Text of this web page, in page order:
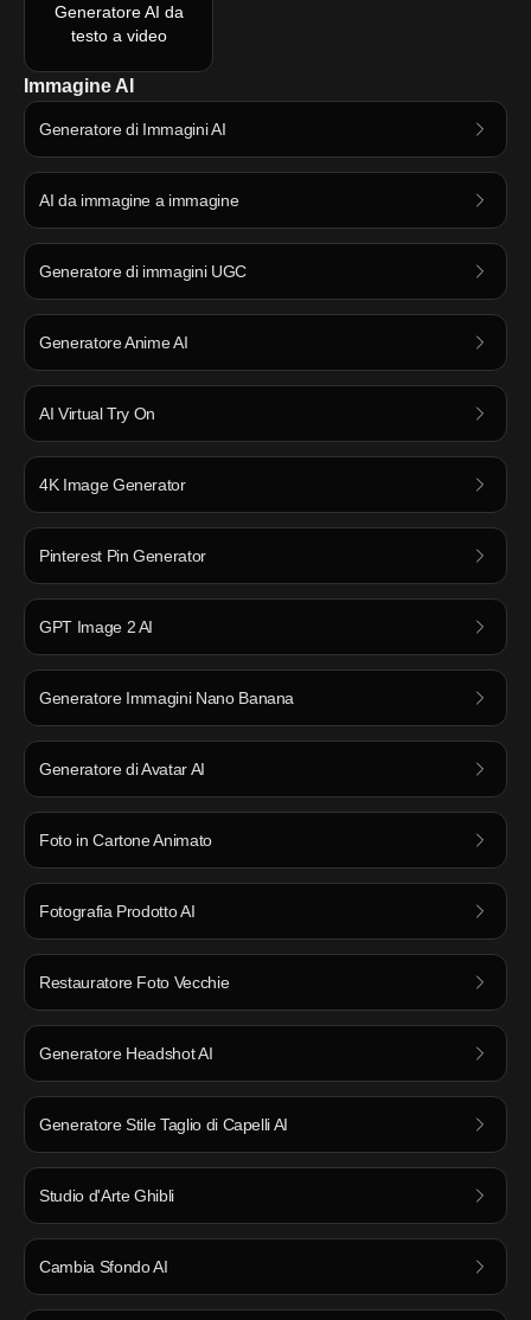
Generatore AI da
testo a video
Immagine AI
Generatore di Immagini AI
AI da immagine a immagine
Generatore di immagini UGC
Generatore Anime AI
AI Virtual Try On
4K Image Generator
Pinterest Pin Generator
GPT Image 2 AI
Generatore Immagini Nano Banana
Generatore di Avatar AI
Foto in Cartone Animato
Fotografia Prodotto AI
Restauratore Foto Vecchie
Generatore Headshot AI
Generatore Stile Taglio di Capelli AI
Studio d'Arte Ghibli
Cambia Sfondo AI